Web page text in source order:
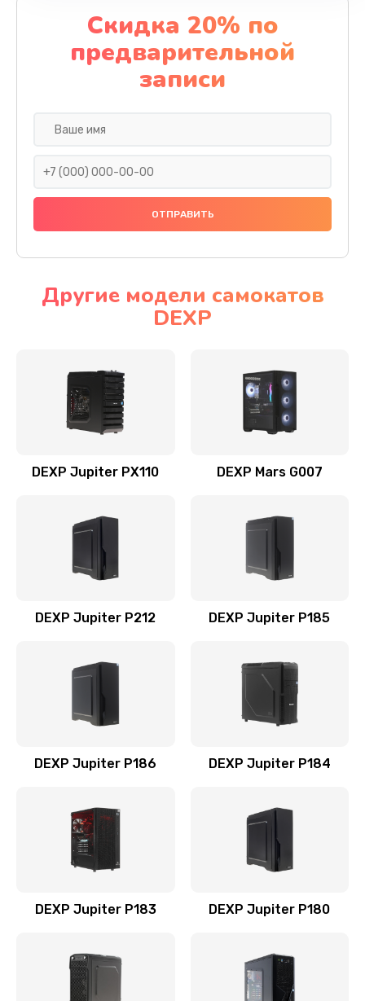
Скидка 20% по
предварительной
записи
Другие модели самокатов
DEXP
DEXP Jupiter PX110 DEXP Mars G007
DEXP Jupiter P212 DEXP Jupiter P185
DEXP Jupiter P186 DEXP Jupiter P184
DEXP Jupiter P183 DEXP Jupiter P180